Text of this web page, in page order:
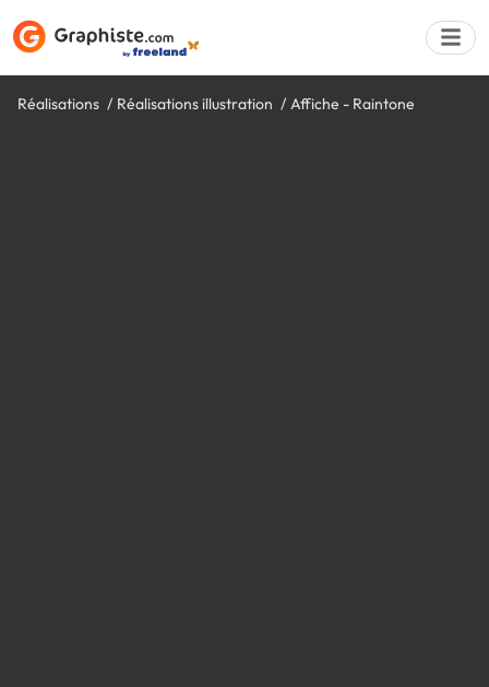
Réalisations Réalisations illustration Affiche - Raintone